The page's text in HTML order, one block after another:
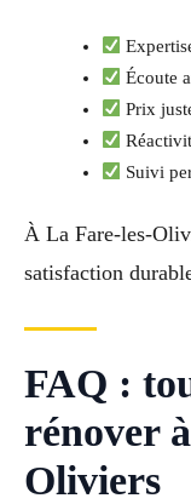
Écoute
Prix
Suivi
À La Fare-les-
satisfaction
FAQ :
rénover
Oliviers